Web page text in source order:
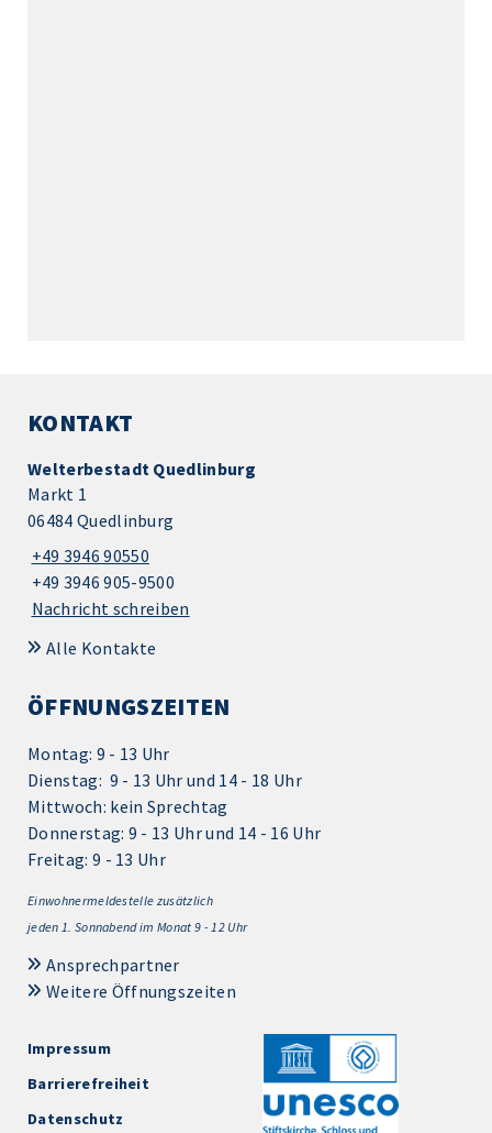
KONTAKT
Welterbestadt Quedlinburg
Markt 1
06484 Quedlinburg
+49 3946 90550
+49 3946 905-9500
Nachricht schreiben
Alle Kontakte
ÖFFNUNGSZEITEN
Montag: 9 - 13 Uhr
Dienstag: 9 - 13 Uhr und 14 - 18 Uhr
Mittwoch: kein Sprechtag
Donnerstag: 9 - 13 Uhr und 14 - 16 Uhr
Freitag: 9 - 13 Uhr
Einwohnermeldestelle zusätzlich
jeden 1. Sonnabend im Monat 9 - 12 Uhr
Ansprechpartner
Weitere Öffnungszeiten
Impressum
Barrierefreiheit
Datenschutz